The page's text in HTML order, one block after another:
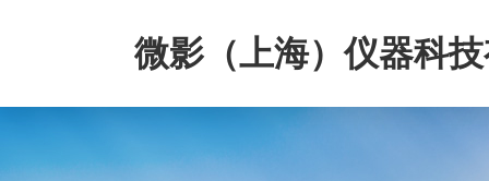
微影（上海）仪器科
司